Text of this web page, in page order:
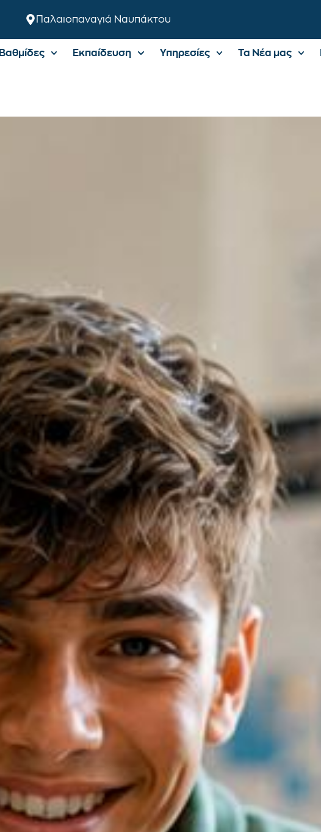
Παλαιοπαναγιά Ναυπάκτου
Βαθμίδες Εκπαίδευση Υπηρεσίες Τα Νέα μας